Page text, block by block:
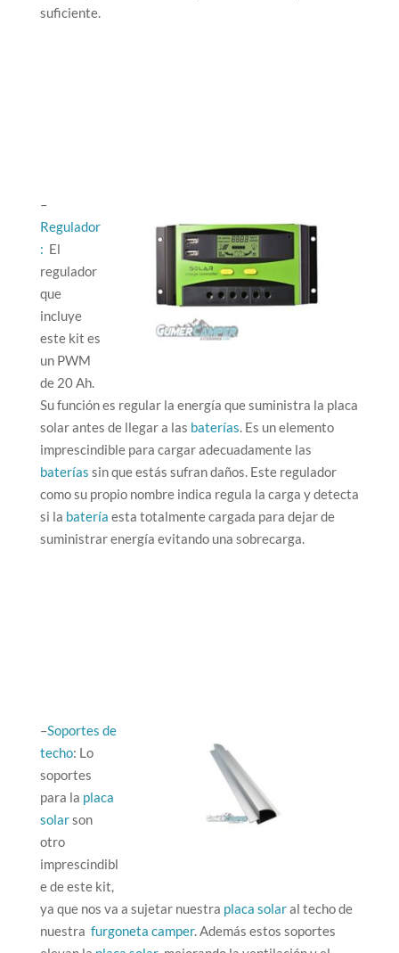
suficiente.
–
Regulador
: El
regulador
que
incluye
este kit es
un PWM
de 20 Ah.
Su función es regular la energía que suministra la placa
solar antes de llegar a las baterías. Es un elemento
imprescindible para cargar adecuadamente las
baterías sin que estás sufran daños. Este regulador
como su propio nombre indica regula la carga y detecta
si la batería esta totalmente cargada para dejar de
suministrar energía evitando una sobrecarga.
–Soportes de
techo: Lo
soportes
para la placa
solarson
otro
imprescindibl
e de este kit,
ya que nos va a sujetar nuestra placa solaral techo de
nuestra furgoneta camper. Además estos soportes